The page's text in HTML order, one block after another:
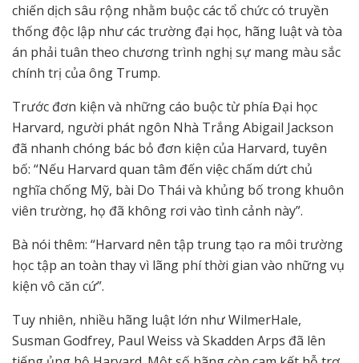
chiến dịch sâu rộng nhằm buộc các tổ chức có truyền
thống độc lập như các trường đại học, hãng luật và tòa
án phải tuân theo chương trình nghị sự mang màu sắc
chính trị của ông Trump.
Trước đơn kiện và những cáo buộc từ phía Đại học
Harvard, người phát ngôn Nhà Trắng Abigail Jackson
đã nhanh chóng bác bỏ đơn kiện của Harvard, tuyên
bố: “Nếu Harvard quan tâm đến việc chấm dứt chủ
nghĩa chống Mỹ, bài Do Thái và khủng bố trong khuôn
viên trường, họ đã không rơi vào tình cảnh này”.
Bà nói thêm: “Harvard nên tập trung tạo ra môi trường
học tập an toàn thay vì lãng phí thời gian vào những vụ
kiện vô căn cứ”.
Tuy nhiên, nhiều hãng luật lớn như WilmerHale,
Susman Godfrey, Paul Weiss và Skadden Arps đã lên